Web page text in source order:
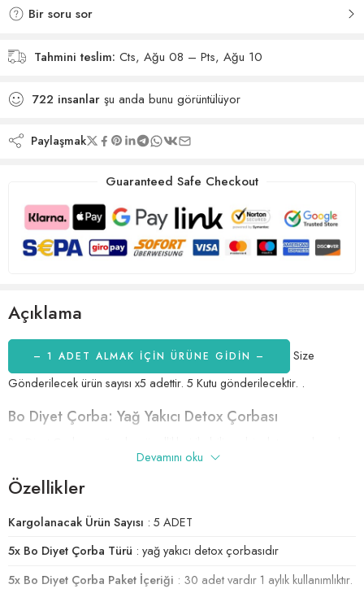
Bir soru sor
Tahmini teslim: Cts, Ağu 08 – Pts, Ağu 10
722 insanlar şu anda bunu görüntülüyor
Paylaşmak
Guaranteed Safe Checkout
Açıklama
– 1 ADET ALMAK IÇIN ÜRÜNE GİDİN –
Size
Gönderilecek ürün sayısı x5 adettir. 5 Kutu gönderilecektir. .
Bo Diyet Çorba: Yağ Yakıcı Detox Çorbası
Bu ürün, zayıflamak isteyenler için mükemmel bir seçenektir. Piyasada
bulabileceğiniz en iyi yağ yakıcı ürünlerden biridir ve metabolizma
hızını arttırarak kilo vermenize yardımcı olur.
Bo Diyet Çorba’nın Başlıca Özellikleri
Yağ Yakıcı: Bo Diyet Çorba, içerdiği doğal bileşenler sayesinde
yağ yakımını hızlandırır.
Devamını oku
Özellikler
Kargolanacak Ürün Sayısı : 5 ADET
5x Bo Diyet Çorba Türü : yağ yakıcı detox çorbasıdır
5x Bo Diyet Çorba Paket İçeriği : 30 adet vardır 1 aylık kullanımlıktır.